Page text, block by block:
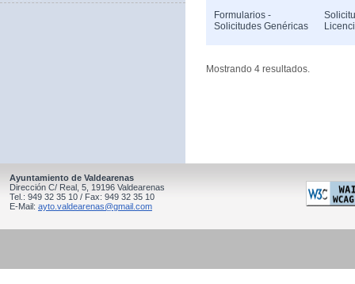
Formularios -
Solicitudes Genéricas
Mostrando 4 resultados.
Ayuntamiento de Valdearenas
Dirección C/ Real, 5, 19196 Valdearenas
Tel.: 949 32 35 10 / Fax: 949 32 35 10
E-Mail: ayto.valdearenas@gmail.com